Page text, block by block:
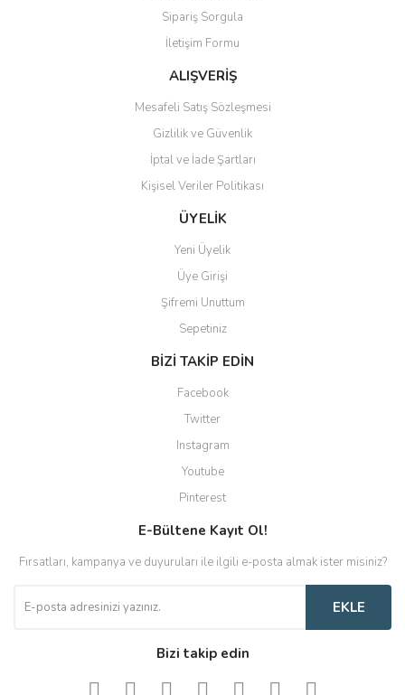
Sipariş Sorgula
İletişim Formu
ALIŞVERİŞ
Mesafeli Satış Sözleşmesi
Gizlilik ve Güvenlik
İptal ve İade Şartları
Kişisel Veriler Politikası
ÜYELİK
Yeni Üyelik
Üye Girişi
Şifremi Unuttum
Sepetiniz
BİZİ TAKİP EDİN
Facebook
Twitter
Instagram
Youtube
Pinterest
E-Bültene Kayıt Ol!
Fırsatları, kampanya ve duyuruları ile ilgili e-posta almak ister misiniz?
EKLE
Bizi takip edin